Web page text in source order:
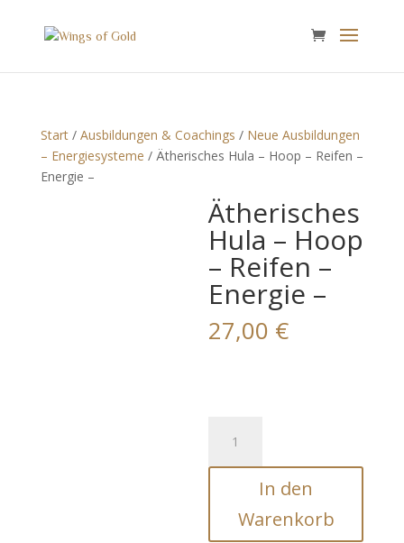
Start/ Ausbildungen & Coachings/ Neue
Ausbildungen – Energiesysteme / Ätherisches Hula –
Hoop – Reifen – Energie –
Ätherische
s Hula –
Hoop –
Reifen –
Energie –
Hula
In den